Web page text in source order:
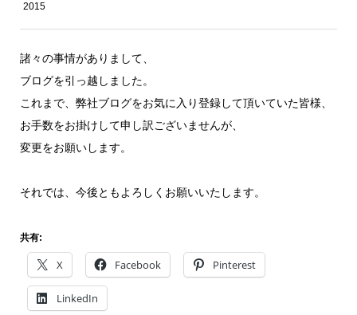
2015
諸々の事情がありまして、
ブログを引っ越しました。
これまで、弊社ブログをお気に入り登録して頂いていた皆様、
お手数をお掛けして申し訳ございませんが、
変更をお願いします。
それでは、今後ともよろしくお願いいたします。
共有:
X Facebook Pinterest
LinkedIn